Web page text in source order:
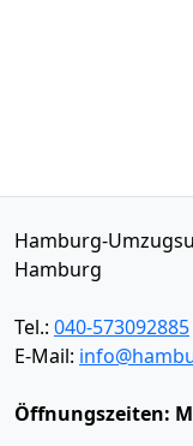
Hamburg-
Hamburg
Tel.: 040-573092885
E-Mail:
Öffnungszeiten: